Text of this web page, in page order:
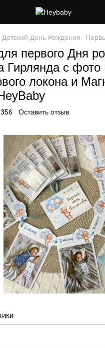
Детский День Рождения
первого Дня
Гирлянда с фото
локона и
Оставить отзыв